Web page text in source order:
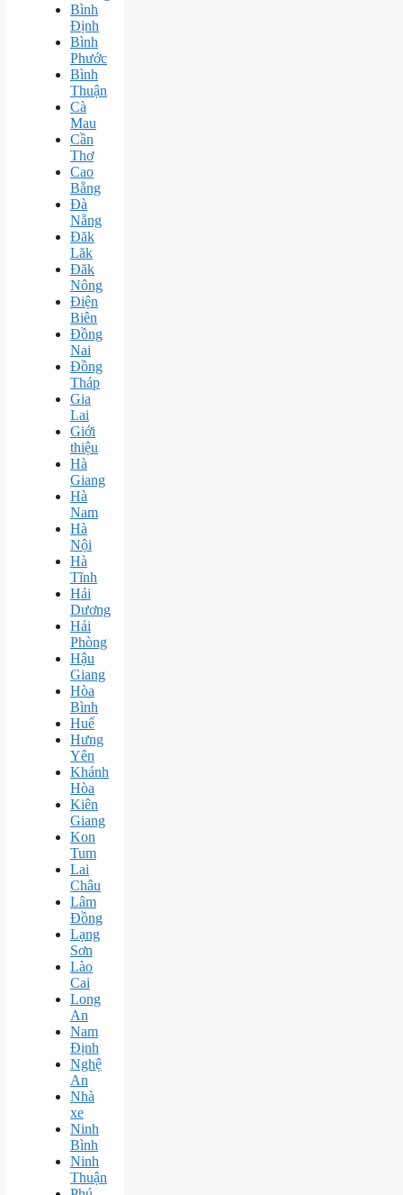
Bình
Định
Bình
Phước
Bình
Thuận
Cà
Mau
Cần
Thơ
Cao
Bằng
Đà
Nẵng
Đăk
Lăk
Đăk
Nông
Điện
Biên
Đồng
Nai
Đồng
Tháp
Gia
Lai
Giới
thiệu
Hà
Giang
Hà
Nam
Hà
Nội
Hà
Tĩnh
Hải
Dương
Hải
Phòng
Hậu
Giang
Hòa
Bình
Huế
Hưng
Yên
Khánh
Hòa
Kiên
Giang
Kon
Tum
Lai
Châu
Lâm
Đồng
Lạng
Sơn
Lào
Cai
Long
An
Nam
Định
Nghệ
An
Nhà
xe
Ninh
Bình
Ninh
Thuận